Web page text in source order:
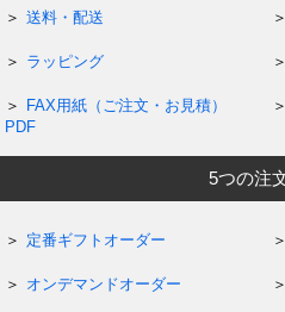
送料・配送
ラッピング
FAX用紙（ご注文・お見積）
PDF
5つの注
定番ギフトオーダー
オンデマンドオーダー